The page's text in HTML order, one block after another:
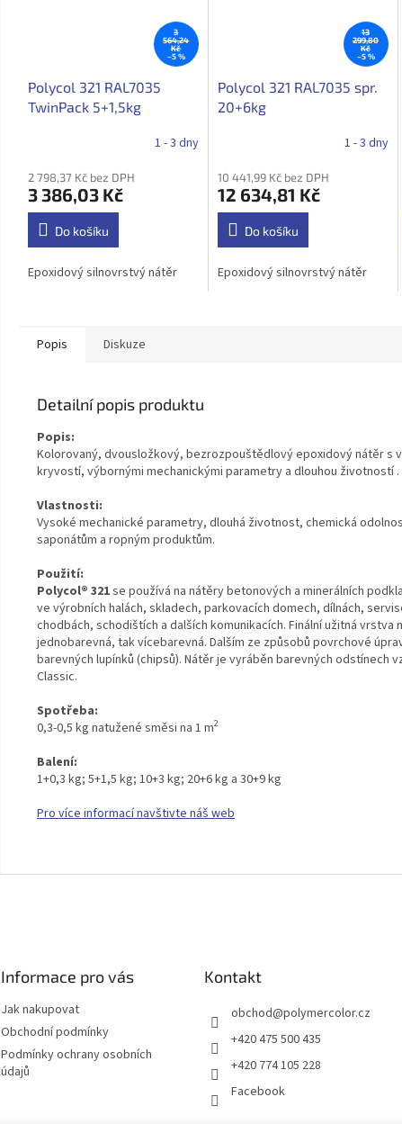
3
564,24
Kč
–5 %
Polycol 321 RAL7035
TwinPack 5+1,5kg
1 - 3 dny
2 798,37 Kč bez DPH
3 386,03 Kč
Do košíku
Epoxidový silnovrstvý nátěr
13
299,80
Kč
–5 %
Polycol 321 RAL7035 spr.
20+6kg
1 - 3 dny
10 441,99 Kč bez DPH
12 634,81 Kč
Do košíku
Epoxidový silnovrstvý nátěr
Popis Diskuze
Detailní popis produktu
Popis:
Kolorovaný, dvousložkový, bezrozpouštědlový epoxidový nátěr s
kryvostí, výbornými mechanickými parametry a dlouhou životností.
Vlastnosti:
Vysoké mechanické parametry, dlouhá životnost, chemická
saponátům a ropným produktům.
Použití:
Polycol® 321se používá na nátěry betonových a minerálních
ve výrobních halách, skladech, parkovacích domech, dílnách,
chodbách, schodištích a dalších komunikacích. Finální užitná vrstva
jednobarevná, tak vícebarevná. Dalším ze způsobů povrchové
barevných lupínků (chipsů). Nátěr je vyráběn barevných odstínech
Classic.
Spotřeba:
0,3-0,5 kg natužené směsi na 1 m2
Balení:
1+0,3 kg; 5+1,5 kg; 10+3 kg; 20+6 kg a 30+9 kg
Pro více informací navštivte náš web
Informace pro vás
Jak nakupovat
Obchodní podmínky
Podmínky ochrany osobních
údajů
Kontakt
obchod@polymercolor.cz
+420 475 500 435
+420 774 105 228
Facebook